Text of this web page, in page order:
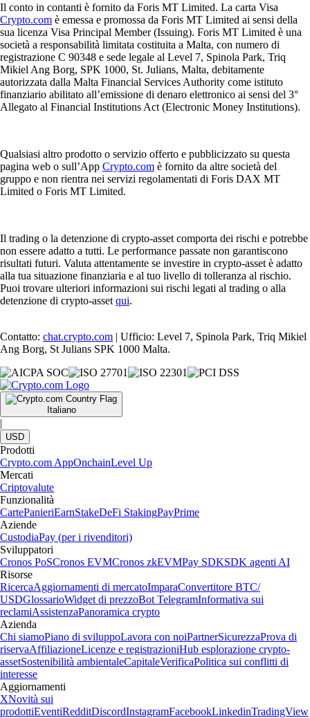
Il conto in contanti è fornito da Foris MT Limited. La carta Visa
Crypto.com è emessa e promossa da Foris MT Limited ai sensi della
sua licenza Visa Principal Member (Issuing). Foris MT Limited è una
società a responsabilità limitata costituita a Malta, con numero di
registrazione C 90348 e sede legale al Level 7, Spinola Park, Triq
Mikiel Ang Borg, SPK 1000, St. Julians, Malta, debitamente
autorizzata dalla Malta Financial Services Authority come istituto
finanziario abilitato all’emissione di denaro elettronico ai sensi del 3°
Allegato al Financial Institutions Act (Electronic Money Institutions).
Qualsiasi altro prodotto o servizio offerto e pubblicizzato su questa
pagina web o sull’App Crypto.com è fornito da altre società del
gruppo e non rientra nei servizi regolamentati di Foris DAX MT
Limited o Foris MT Limited.
Il trading o la detenzione di crypto-asset comporta dei rischi e potrebbe
non essere adatto a tutti. Le performance passate non garantiscono
risultati futuri. Valuta attentamente se investire in crypto-asset è adatto
alla tua situazione finanziaria e al tuo livello di tolleranza al rischio.
Puoi trovare ulteriori informazioni sui rischi legati al trading o alla
detenzione di crypto-asset qui.
Contatto: chat.crypto.com | Ufficio: Level 7, Spinola Park, Triq Mikiel
Ang Borg, St Julians SPK 1000 Malta.
Italiano
|
USD
Prodotti
Crypto.com AppOnchainLevel Up
Mercati
Criptovalute
Funzionalità
CartePanieriEarnStakeDeFi StakingPayPrime
Aziende
CustodiaPay (per i rivenditori)
Sviluppatori
Cronos PoSCronos EVMCronos zkEVMPay SDKSDK agenti AI
Risorse
RicercaAggiornamenti di mercatoImparaConvertitore BTC/
USDGlossarioWidget di prezzoBot TelegramInformativa sui
reclamiAssistenzaPanoramica crypto
Azienda
Chi siamoPiano di sviluppoLavora con noiPartnerSicurezzaProva di
riservaAffiliazioneLicenze e registrazioniHub esplorazione crypto-
assetSostenibilità ambientaleCapitaleVerificaPolitica sui conflitti di
interesse
Aggiornamenti
XNovità sui
prodottiEventiRedditDiscordInstagramFacebookLinkedinTradingView